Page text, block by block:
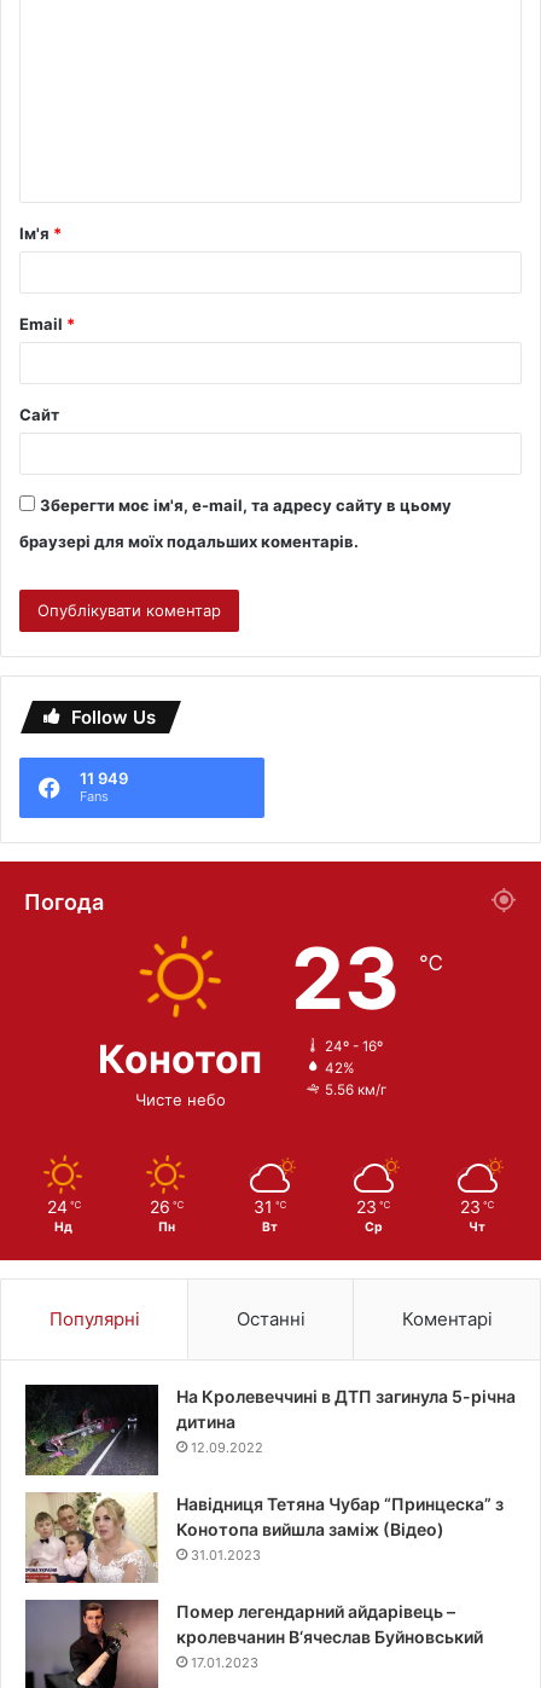
Ім'я *
Email *
Сайт
Зберегти моє ім'я, e-mail, та адресу сайту в цьому
браузері для моїх подальших коментарів.
Follow Us
11 949
Fans
Погода
Конотоп
Чисте небо
23 ℃
24º - 16º
42%
5.56 км/г
24 ℃
Нд
26 ℃
Пн
31 ℃
Вт
23 ℃
Ср
23 ℃
Чт
Популярні Останні Коментарі
На Кролевеччині в ДТП загинула 5-річна
дитина
12.09.2022
Навідниця Тетяна Чубар “Принцеска” з
Конотопа вийшла заміж (Відео)
31.01.2023
Помер легендарний айдарівець –
кролевчанин В‘ячеслав Буйновський
17.01.2023